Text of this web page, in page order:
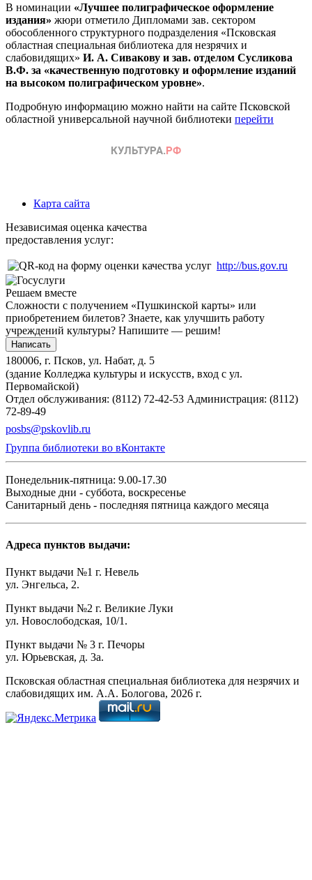
В номинации «Лучшее полиграфическое оформление
издания» жюри отметило Дипломами зав. сектором
обособленного структурного подразделения «Псковская
областная специальная библиотека для незрячих и
слабовидящих» И. А. Сивакову и зав. отделом Сусликова
В.Ф. за «качественную подготовку и оформление изданий
на высоком полиграфическом уровне».
Подробную информацию можно найти на сайте Псковской
областной универсальной научной библиотеки перейти
Карта сайта
Независимая оценка качества
предоставления услуг:
http://bus.gov.ru
Решаем вместе
Сложности с получением «Пушкинской карты» или
приобретением билетов? Знаете, как улучшить работу
учреждений культуры? Напишите — решим!
Написать
180006, г. Псков, ул. Набат, д. 5
(здание Колледжа культуры и искусств, вход с ул.
Первомайской)
Отдел обслуживания: (8112) 72-42-53 Администрация: (8112)
72-89-49
posbs@pskovlib.ru
Группа библиотеки во вКонтакте
Понедельник-пятница: 9.00-17.30
Выходные дни - суббота, воскресенье
Санитарный день - последняя пятница каждого месяца
Адреса пунктов выдачи:
Пункт выдачи №1 г. Невель
ул. Энгельса, 2.
Пункт выдачи №2 г. Великие Луки
ул. Новослободская, 10/1.
Пункт выдачи № 3 г. Печоры
ул. Юрьевская, д. 3а.
Псковская областная специальная библиотека для незрячих и
слабовидящих им. А.А. Бологова, 2026 г.